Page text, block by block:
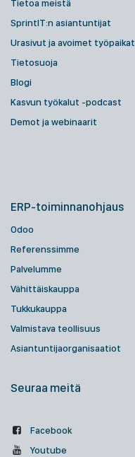
Tietoa meistä
SprintIT:n asiantuntijat
Urasivut ja avoimet työpaikat
Tietosuoja
Blogi
Kasvun työkalut -podcast
Demot ja webinaarit
ERP-toiminnanohjaus
Odoo
Referenssimme
Palvelumme
Vähittäiskauppa
Tukkukauppa
Valmistava teollisuus
Asiantuntijaorganisaatiot
Seuraa meitä
Facebook
Youtube